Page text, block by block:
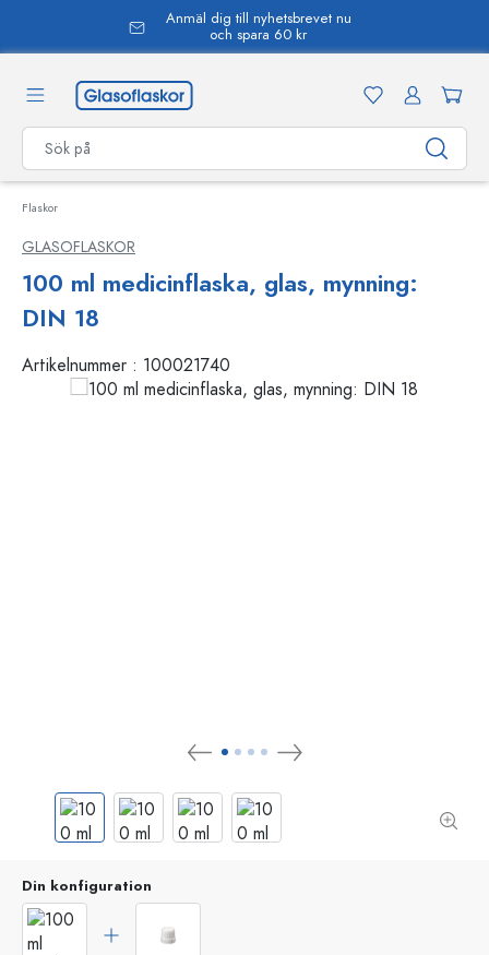
Anmäl dig till nyhetsbrevet nu
och spara 60 kr
Flaskor
GLASOFLASKOR
100 ml medicinflaska, glas, mynning:
DIN 18
Artikelnummer : 100021740
Din konfiguration